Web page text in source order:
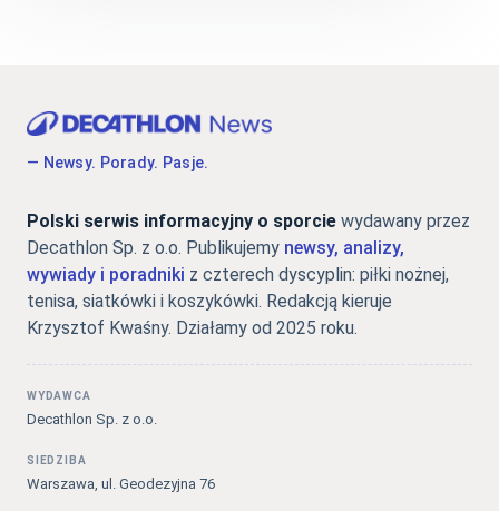
— Newsy. Porady. Pasje.
Polski serwis informacyjny o sporcie wydawany przez
Decathlon Sp. z o.o. Publikujemy newsy, analizy,
wywiady i poradniki z czterech dyscyplin: piłki nożnej,
tenisa, siatkówki i koszykówki. Redakcją kieruje
Krzysztof Kwaśny. Działamy od 2025 roku.
WYDAWCA
Decathlon Sp. z o.o.
SIEDZIBA
Warszawa, ul. Geodezyjna 76